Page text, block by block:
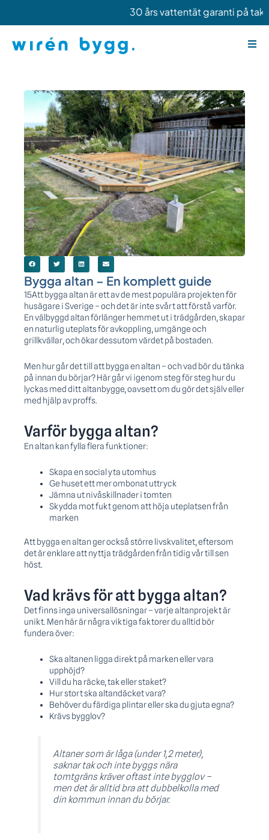
30 års vattentät garanti på
Bygga altan – En komplett guide
15Att bygga altan är ett av de mest populära projekten för
husägare i Sverige – och det är inte svårt att förstå varför.
En välbyggd altan förlänger hemmet ut i trädgården, skapar
en naturlig uteplats för avkoppling, umgänge och
grillkvällar, och ökar dessutom värdet på bostaden.
Men hur går det till att bygga en altan – och vad bör du tänka
på innan du börjar? Här går vi igenom steg för steg hur du
lyckas med ditt altanbygge, oavsett om du gör det själv eller
med hjälp av proffs.
Varför bygga altan?
En altan kan fylla flera funktioner:
Skapa en social yta utomhus
Ge huset ett mer ombonat uttryck
Jämna ut nivåskillnader i tomten
Skydda mot fukt genom att höja uteplatsen från
marken
Att bygga en altan ger också större livskvalitet, eftersom
det är enklare att nyttja trädgården från tidig vår till sen
höst.
Vad krävs för att bygga altan?
Det finns inga universallösningar – varje altanprojekt är
unikt. Men här är några viktiga faktorer du alltid bör
fundera över:
Ska altanen ligga direkt på marken eller vara
upphöjd?
Vill du ha räcke, tak eller staket?
Hur stort ska altandäcket vara?
Behöver du färdiga plintar eller ska du gjuta egna?
Krävs bygglov?
Altaner som är låga (under 1,2 meter),
saknar tak och inte byggs nära
tomtgräns kräver oftast inte bygglov –
men det är alltid bra att dubbelkolla med
din kommun innan du börjar.